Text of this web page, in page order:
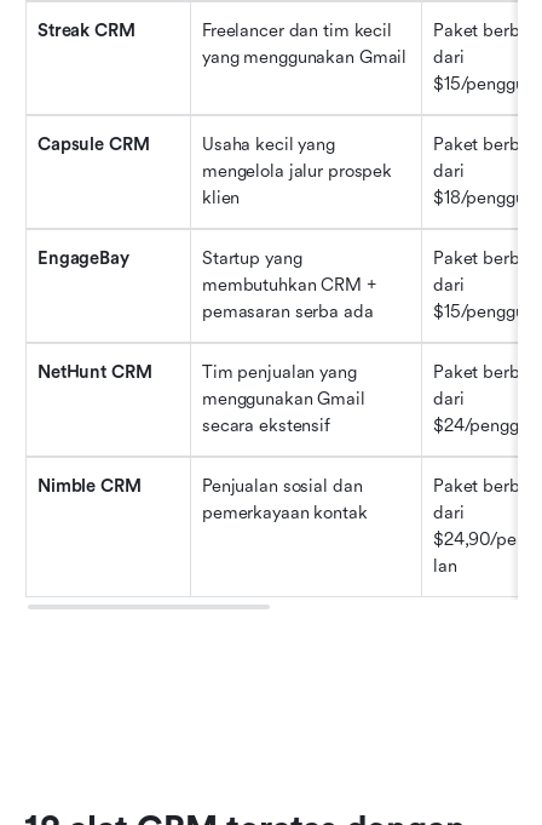
Streak CRM
Freelancer dan tim kecil
yang menggunakan Gmail
Paket
dari
$15/
Capsule CRM
Usaha kecil yang
mengelola jalur prospek
klien
Paket
dari
$18/
EngageBay
Startup yang
membutuhkan CRM +
pemasaran serba ada
Paket
dari
$15/
NetHunt CRM
Tim penjualan yang
menggunakan Gmail
secara ekstensif
Paket
dari
$24/
Nimble CRM
Penjualan sosial dan
pemerkayaan kontak
Paket
dari
$24,90/
lan